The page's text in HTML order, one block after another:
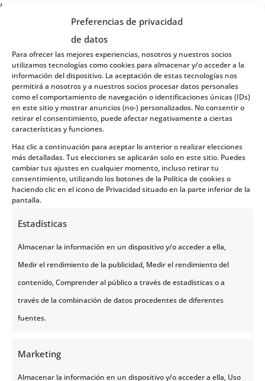
Preferencias de privacidad
de datos
Para ofrecer las mejores experiencias, nosotros y nuestros socios
utilizamos tecnologías como cookies para almacenar y/o acceder a la
información del dispositivo. La aceptación de estas tecnologías nos
permitirá a nosotros y a nuestros socios procesar datos personales
como el comportamiento de navegación o identificaciones únicas (IDs)
en este sitio y mostrar anuncios (no-) personalizados. No consentir o
retirar el consentimiento, puede afectar negativamente a ciertas
características y funciones.
Haz clic a continuación para aceptar lo anterior o realizar elecciones
más detalladas. Tus elecciones se aplicarán solo en este sitio. Puedes
cambiar tus ajustes en cualquier momento, incluso retirar tu
consentimiento, utilizando los botones de la Política de cookies o
haciendo clic en el icono de Privacidad situado en la parte inferior de la
pantalla.
Estadísticas
Almacenar la información en un dispositivo y/o acceder a ella,
Medir el rendimiento de la publicidad, Medir el rendimiento del
contenido, Comprender al público a través de estadísticas o a
través de la combinación de datos procedentes de diferentes
fuentes.
Marketing
Almacenar la información en un dispositivo y/o acceder a ella, Uso
hora amanece en Tromso. Pero durante el verano en
Tromso no anochece y, en tal sentido, es imposible
disfrutar del espectáculo de las auroras boreales y
de las actividades propias del invierno como el
esquí, paseo en trineos, etc. Durante esta época:
Los días son muy largos, vivirás la experiencia del
sol de medianoche.
Podrás hacer kayak y recorrer los impresionantes
fiordos.
Caminar por la ciudad y disfrutar de un clima algo
más cálido.
Viajar al mar y disfrutar de la temporada más
Disfrutar del senderismo.